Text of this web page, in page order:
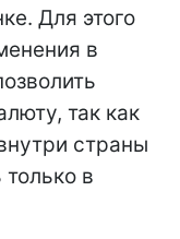
Для этого
в
так как
страны
в